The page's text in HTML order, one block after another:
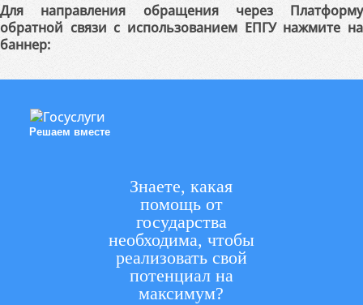
Для направления обращения через Платформу
обратной связи с использованием ЕПГУ нажмите на
баннер:
Решаем вместе
Знаете, какая
помощь от
государства
необходима, чтобы
реализовать свой
потенциал на
максимум?